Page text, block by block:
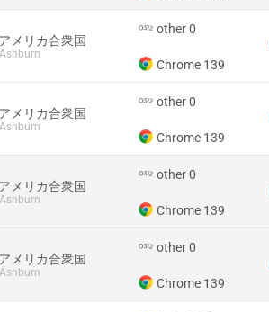
アメリカ合衆国
Ashburn
other 0
Chrome 139
アメリカ合衆国
Ashburn
other 0
Chrome 139
アメリカ合衆国
Ashburn
other 0
Chrome 139
アメリカ合衆国
Ashburn
other 0
Chrome 139